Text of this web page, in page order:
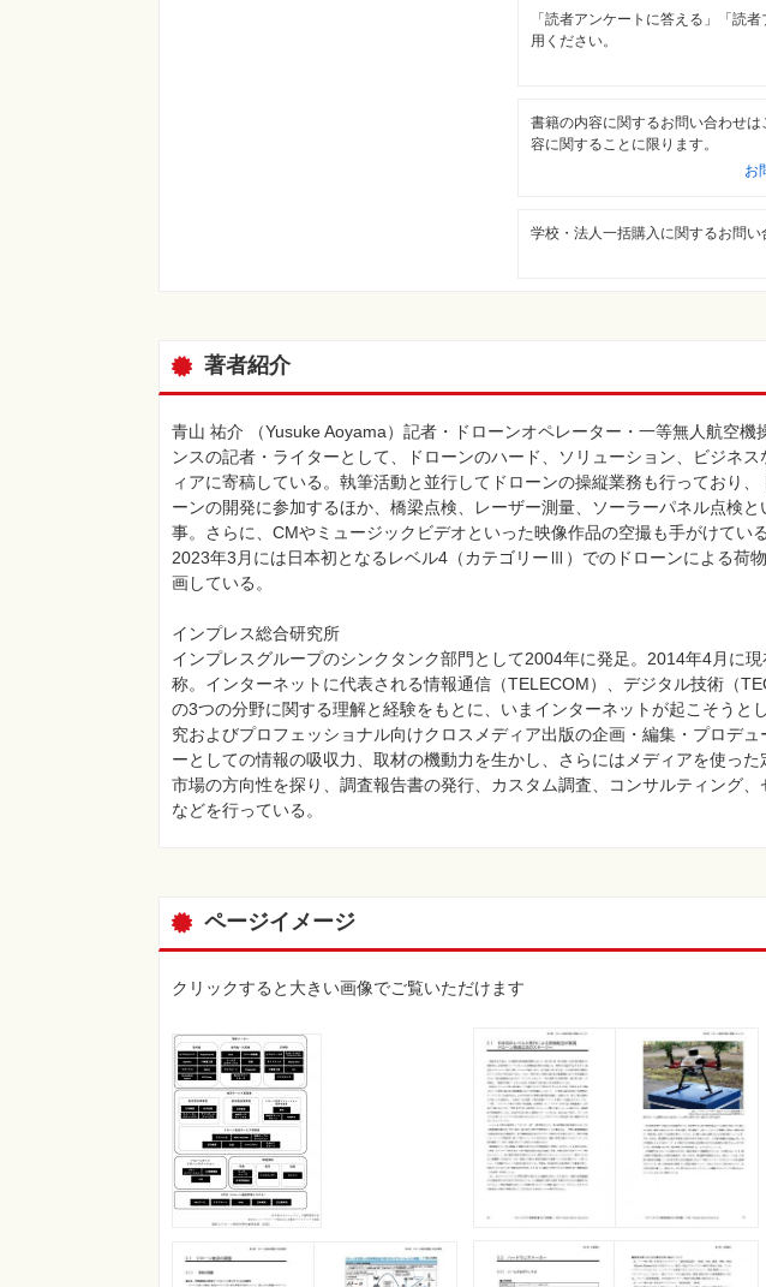
「読者アンケートに答える」「読
用ください。
書籍の内容に関するお問い合わせ
容に関することに限ります。
お
学校・法人一括購入に関するお問い
著者紹介
青山 祐介 （Yusuke Aoyama）記者・ドローンオペレーター・一等無人航空機
ンスの記者・ライターとして、ドローンのハード、ソリューション、ビジネ
ィアに寄稿している。執筆活動と並行してドローンの操縦業務も行っており
ーンの開発に参加するほか、橋梁点検、レーザー測量、ソーラーパネル点検
事。さらに、CMやミュージックビデオといった映像作品の空撮も手がけている
2023年3月には日本初となるレベル4（カテゴリーⅢ）でのドローンによる荷
画している。
インプレス総合研究所
インプレスグループのシンクタンク部門として2004年に発足。2014年4月に
称。インターネットに代表される情報通信（TELECOM）、デジタル技術（
の3つの分野に関する理解と経験をもとに、いまインターネットが起こそうと
究およびプロフェッショナル向けクロスメディア出版の企画・編集・プロデ
ーとしての情報の吸収力、取材の機動力を生かし、さらにはメディアを使っ
市場の方向性を探り、調査報告書の発行、カスタム調査、コンサルティング
などを行っている。
ページイメージ
クリックすると大きい画像でご覧いただけます